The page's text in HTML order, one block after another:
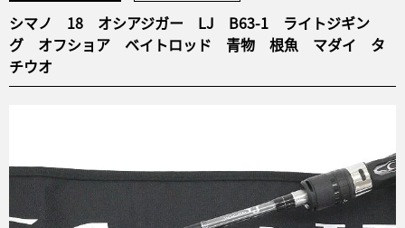
シマノ 18 オシアジガー LJ B63-1 ライトジギン
グ オフショア ベイトロッド 青物 根魚 マダイ タ
チウオ